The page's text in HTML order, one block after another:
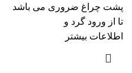
پشت چراغ ضروری می باشد
تا از ورود گرد و
اطلاعات بیشتر